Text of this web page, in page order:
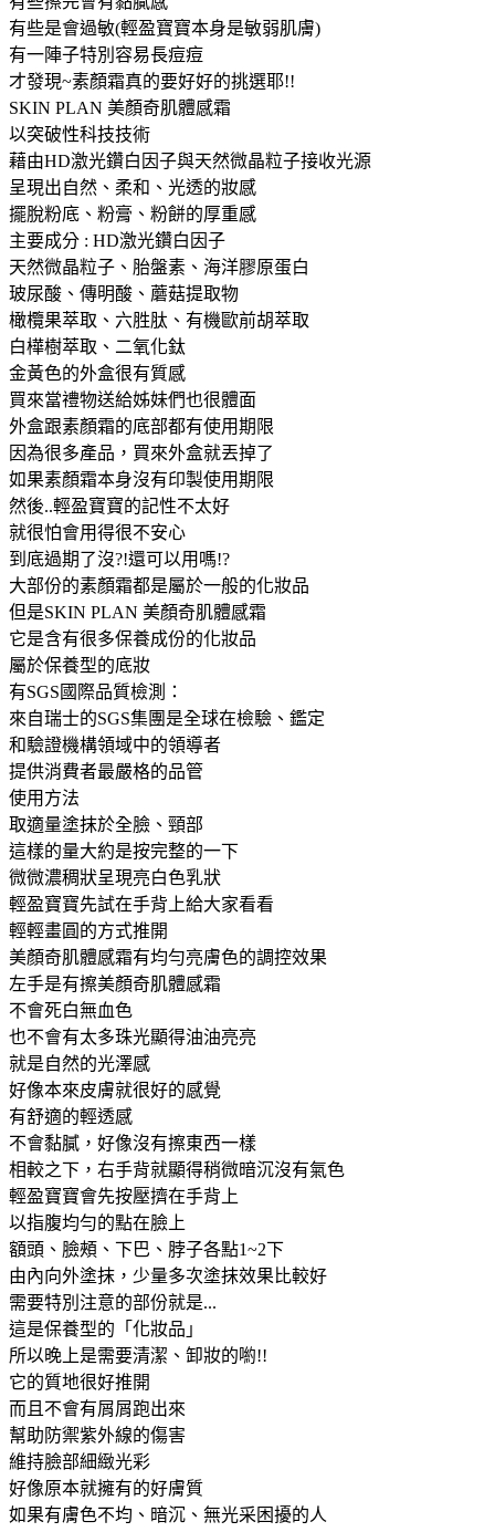
有些是會過敏(輕盈寶寶本身是敏弱肌膚)
有一陣子特別容易長痘痘
才發現~素顏霜真的要好好的挑選耶!!
SKIN PLAN 美顏奇肌體感霜
以突破性科技技術
藉由HD激光鑽白因子與天然微晶粒子接收光源
呈現出自然、柔和、光透的妝感
擺脫粉底、粉膏、粉餅的厚重感
主要成分 : HD激光鑽白因子
天然微晶粒子、胎盤素、海洋膠原蛋白
玻尿酸、傳明酸、蘑菇提取物
橄欖果萃取、六胜肽、有機歐前胡萃取
白樺樹萃取、二氧化鈦
金黃色的外盒很有質感
買來當禮物送給姊妹們也很體面
外盒跟素顏霜的底部都有使用期限
因為很多產品，買來外盒就丟掉了
如果素顏霜本身沒有印製使用期限
然後..輕盈寶寶的記性不太好
就很怕會用得很不安心
到底過期了沒?!還可以用嗎!?
大部份的素顏霜都是屬於一般的化妝品
但是SKIN PLAN 美顏奇肌體感霜
它是含有很多保養成份的化妝品
屬於保養型的底妝
有SGS國際品質檢測：
來自瑞士的SGS集團是全球在檢驗、鑑定
和驗證機構領域中的領導者
提供消費者最嚴格的品管
使用方法
取適量塗抹於全臉、頸部
這樣的量大約是按完整的一下
微微濃稠狀呈現亮白色乳狀
輕盈寶寶先試在手背上給大家看看
輕輕畫圓的方式推開
美顏奇肌體感霜有均勻亮膚色的調控效果
左手是有擦美顏奇肌體感霜
不會死白無血色
也不會有太多珠光顯得油油亮亮
就是自然的光澤感
好像本來皮膚就很好的感覺
有舒適的輕透感
不會黏膩，好像沒有擦東西一樣
相較之下，右手背就顯得稍微暗沉沒有氣色
輕盈寶寶會先按壓擠在手背上
以指腹均勻的點在臉上
額頭、臉頰、下巴、脖子各點1~2下
由內向外塗抹，少量多次塗抹效果比較好
需要特別注意的部份就是...
這是保養型的「化妝品」
所以晚上是需要清潔、卸妝的喲!!
它的質地很好推開
而且不會有屑屑跑出來
幫助防禦紫外線的傷害
維持臉部細緻光彩
好像原本就擁有的好膚質
如果有膚色不均、暗沉、無光采困擾的人